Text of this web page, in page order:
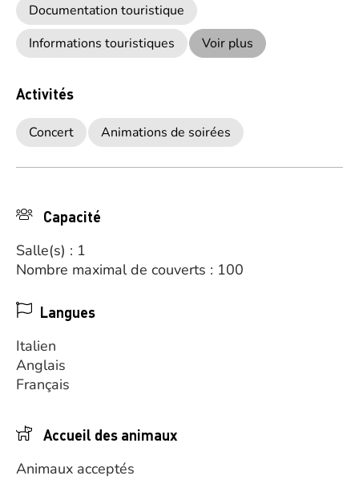
Documentation touristique
Informations touristiques
Voir plus
Activités
Concert Animations de soirées
Capacité
Salle(s) : 1
Nombre maximal de couverts : 100
Langues
Italien
Anglais
Français
Accueil des animaux
Animaux acceptés